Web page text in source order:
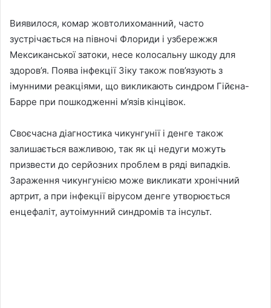
Виявилося, комар жовтолихоманний, часто
зустрічається на півночі Флориди і узбережжя
Мексиканської затоки, несе колосальну шкоду для
здоров’я. Поява інфекції Зіку також пов’язують з
імунними реакціями, що викликають синдром Гійєна-
Барре при пошкодженні м’язів кінцівок.
Своєчасна діагностика чикунгунії і денге також
залишається важливою, так як ці недуги можуть
призвести до серйозних проблем в ряді випадків.
Зараження чикунгунією може викликати хронічний
артрит, а при інфекції вірусом денге утворюється
енцефаліт, аутоімунний синдромів та інсульт.